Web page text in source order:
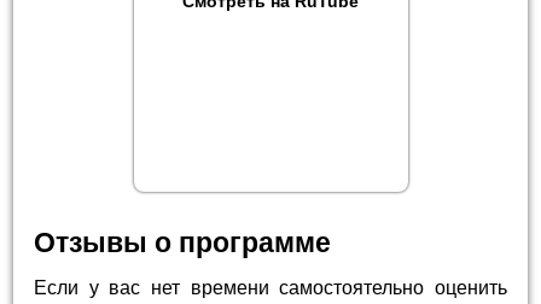
Отзывы о программе
Если у вас нет времени самостоятельно оценить